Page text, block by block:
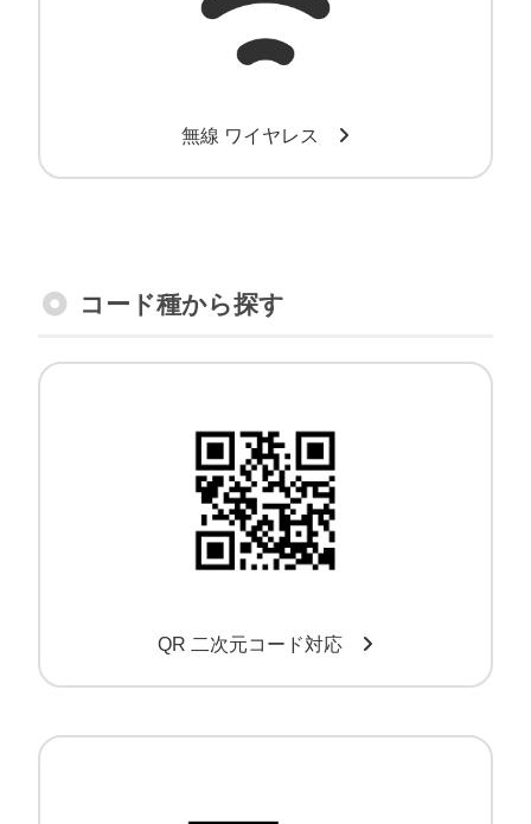
無線 ワイヤレス
コード種から探す
QR 二次元コード対応